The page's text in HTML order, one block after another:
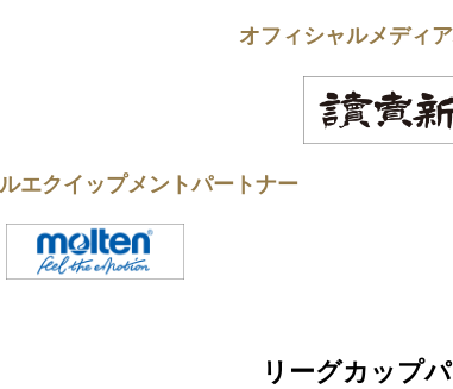
オフィシャルメディ
エクイップメントパートナー
リーグカップ